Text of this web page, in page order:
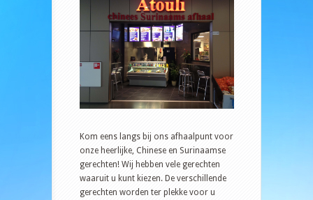
Kom eens langs bij ons afhaalpunt voor
onze heerlijke, Chinese en Surinaamse
gerechten! Wij hebben vele gerechten
waaruit u kunt kiezen. De verschillende
gerechten worden ter plekke voor u